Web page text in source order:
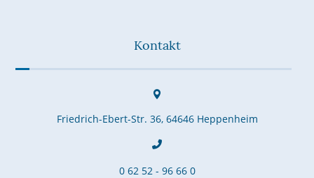
Kontakt
Friedrich-Ebert-Str. 36, 64646 Heppenheim
0 62 52 - 96 66 0